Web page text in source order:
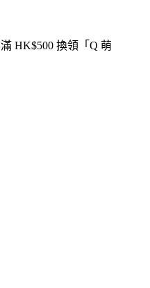
HK$500 換領「Q 萌